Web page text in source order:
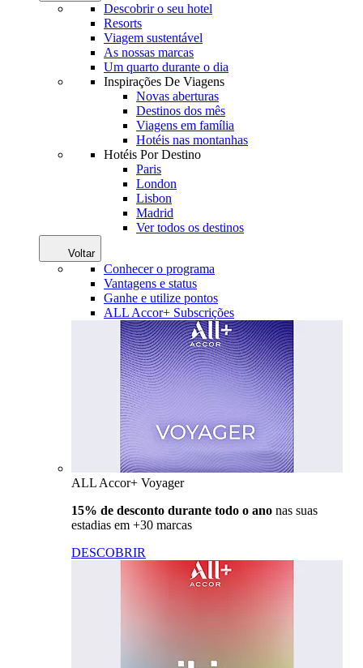
Descobrir o seu hotel
Resorts
Viagem sustentável
As nossas marcas
Um quarto durante o dia
Inspirações De Viagens
Novas aberturas
Destinos dos mês
Viagens em família
Hotéis nas montanhas
Hotéis Por Destino
Paris
London
Lisbon
Madrid
Ver todos os destinos
Voltar
Conhecer o programa
Vantagens e status
Ganhe e utilize pontos
ALL Accor+ Subscrições
ALL Accor+ Voyager
15% de desconto durante todo o ano nas suas
estadias em +30 marcas
DESCOBRIR